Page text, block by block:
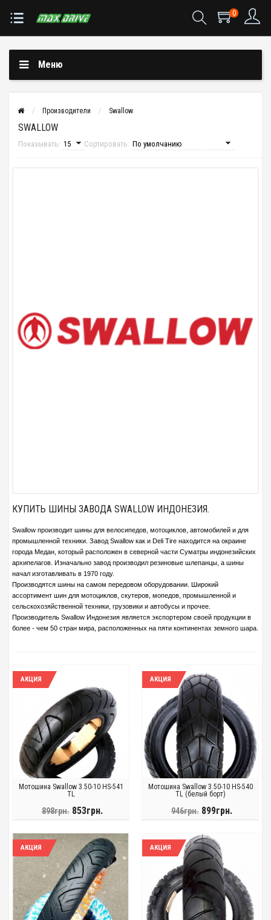
0
Меню
Производители Swallow
SWALLOW
Показывать: Сортировать:
КУПИТЬ ШИНЫ ЗАВОДА SWALLOW ИНДОНЕЗИЯ.
Swallow производит шины для велосипедов, мотоциклов, автомобилей и для
промышленной техники. Завод Swallow как и Deli Tire находится на окраине
города Медан, который расположен в северной части Суматры индонезийских
архипелагов. Изначально завод производил резиновые шлепанцы, а шины
начал изготавливать в 1970 году.
Производятся шины на самом передовом оборудовании. Широкий
ассортимент шин для мотоциклов, скутеров, мопедов, промышленной и
сельскохозяйственной техники, грузовики и автобусы и прочее.
Производитель Swallow Индонезия является экспортером своей продукции в
более - чем 50 стран мира, расположенных на пяти континентах земного шара.
АКЦИЯ
Мотошина Swallow 3.50-10 HS-541
TL
898грн. 853грн.
АКЦИЯ
Мотошина Swallow 3.50-10 HS-540
TL (белый борт)
946грн. 899грн.
АКЦИЯ АКЦИЯ